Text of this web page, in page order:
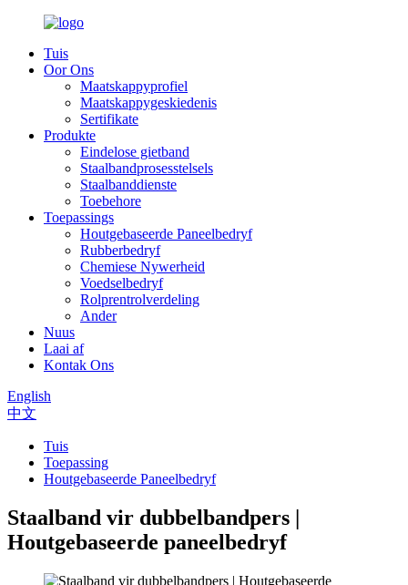
Tuis
Oor Ons
Maatskappyprofiel
Maatskappygeskiedenis
Sertifikate
Produkte
Eindelose gietband
Staalbandprosesstelsels
Staalbanddienste
Toebehore
Toepassings
Houtgebaseerde Paneelbedryf
Rubberbedryf
Chemiese Nywerheid
Voedselbedryf
Rolprentrolverdeling
Ander
Nuus
Laai af
Kontak Ons
English
中文
Tuis
Toepassing
Houtgebaseerde Paneelbedryf
Staalband vir dubbelbandpers |
Houtgebaseerde paneelbedryf